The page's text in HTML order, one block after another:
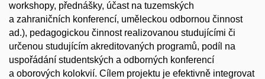
workshopy, přednášky, účast na tuzemských
a zahraničních konferencí, uměleckou odbornou činnost
ad.), pedagogickou činnost realizovanou studujícími či
určenou studujícím akreditovaných programů, podíl na
uspořádání studentských a odborných konferencí
a oborových kolokvií. Cílem projektu je efektivně integrovat